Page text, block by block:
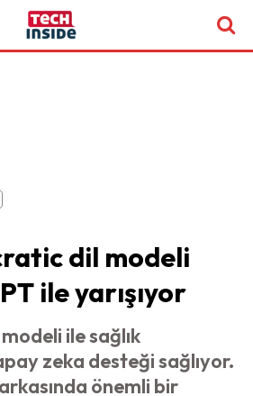
dil modeli
ile yarışıyor
ile sağlık
zeka desteği sağlıyor.
önemli bir